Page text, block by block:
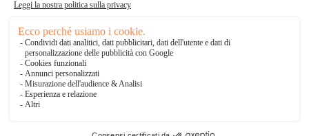
*Soluzioni di consegna
Delivengo Domicilio Internazionale